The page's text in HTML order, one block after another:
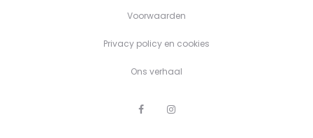
Voorwaarden
Privacy policy en cookies
Ons verhaal
F
I